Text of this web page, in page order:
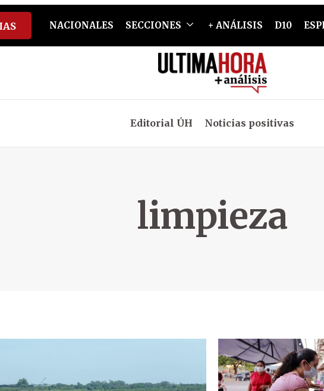
NACIONALES SECCIONES + ANÁLISIS D10
Editorial ÚH Noticias positivas
limpieza